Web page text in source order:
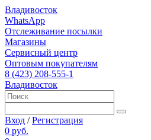
Владивосток
WhatsApp
Отслеживание посылки
Магазины
Сервисный центр
Оптовым покупателям
8 (423) 208-555-1
Владивосток
Вход /Регистрация
0 руб.